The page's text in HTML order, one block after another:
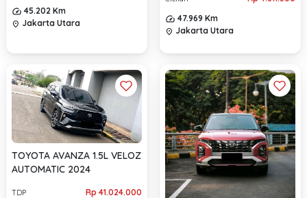
45.202 Km
location_on Jakarta Utara
47.969 Km
location_on Jakarta Utara
TOYOTA AVANZA 1.5L VELOZ
AUTOMATIC 2024
TDP Rp 41.024.000